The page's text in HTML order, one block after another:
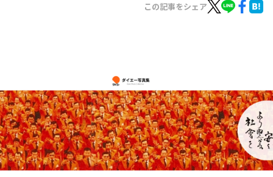
TBS Podcast
お知らせ
イベント・グッズ
YouTube
会社情報
この記事をシェア